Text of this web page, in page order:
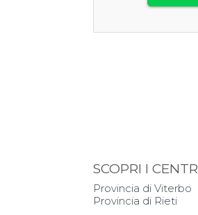
SCOPRI I
Provincia di Viterbo
Provincia di Rieti